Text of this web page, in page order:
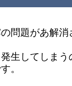
問題があ解消
生してしま
。